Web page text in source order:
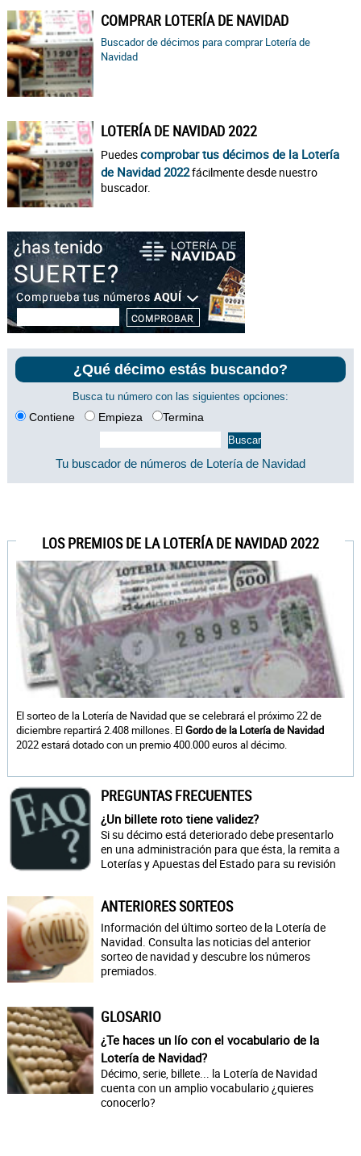
COMPRAR LOTERÍA DE NAVIDAD
Buscador de décimos para comprar Lotería de
Navidad
LOTERÍA DE NAVIDAD 2022
Puedescomprobar tus décimos de la Lotería
de Navidad 2022fácilmente desde nuestro
buscador.
¿Qué décimo estás buscando?
Busca tu número con las siguientes opciones:
Contiene Empieza Termina
Tu buscador de números de Lotería de Navidad
LOS PREMIOS DE LA LOTERÍA DE NAVIDAD 2022
El sorteo de la Lotería de Navidad que se celebrará el próximo 22 de
diciembre repartirá 2.408 millones. ElGordo de la Lotería de Navidad
2022 estará dotado con un premio 400.000 euros al décimo.
PREGUNTAS FRECUENTES
¿Un billete roto tiene validez?
Si su décimo está deteriorado debe presentarlo
en una administración para que ésta, la remita a
Loterías y Apuestas del Estado para su revisión
ANTERIORES SORTEOS
Información del último sorteo de la Lotería de
Navidad. Consulta las noticias del anterior
sorteo de navidad y descubre los números
premiados.
GLOSARIO
¿Te haces un lío con el vocabulario de la
Lotería de Navidad?
Décimo, serie, billete... la Lotería de Navidad
cuenta con un amplio vocabulario ¿quieres
conocerlo?